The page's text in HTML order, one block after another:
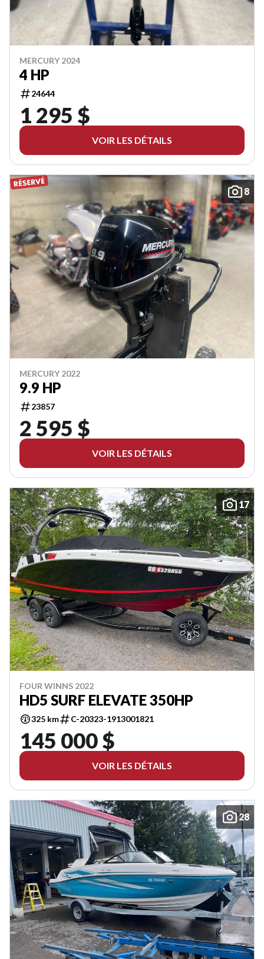
MERCURY 2024
4 HP
24644
1 295 $
VOIR LES DÉTAILS
8
MERCURY 2022
9.9 HP
23857
2 595 $
VOIR LES DÉTAILS
17
FOUR WINNS 2022
HD5 SURF ELEVATE 350HP
325 km C-20323-1913001821
145 000 $
VOIR LES DÉTAILS
28